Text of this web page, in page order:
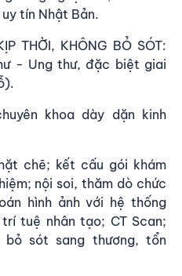
tín Nhật Bản.
THỜI, KHÔNG BỎ SÓT:
- Ung thư, đặc biệt giai
khoa dày dặn kinh
chẽ; kết cấu gói khám
nội soi, thăm dò chức
hình ảnh với hệ thống
tuệ nhân tạo; CT Scan;
sót sang thương, tổn